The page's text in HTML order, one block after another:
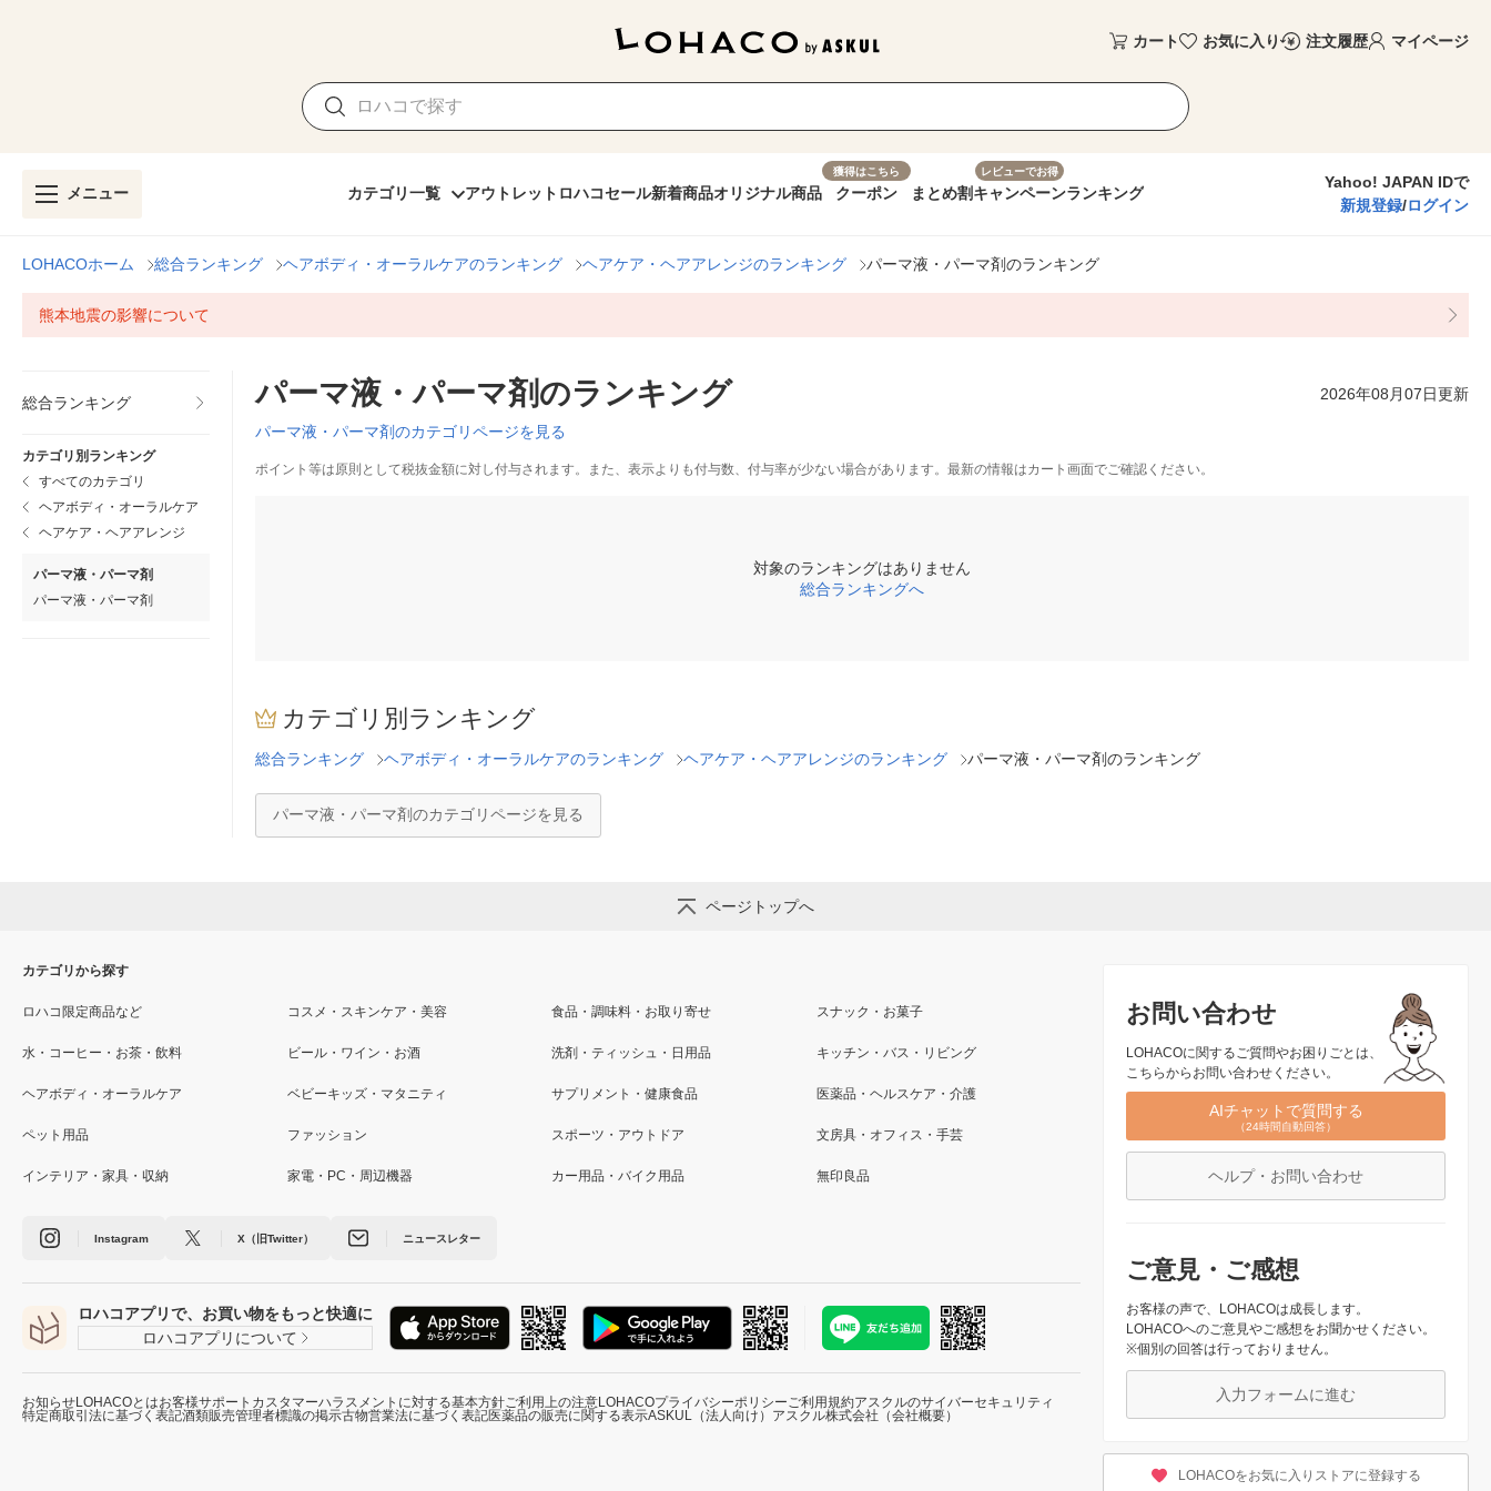
カート お気に入り 注文履歴 マイページ
メニュー カテゴリ一覧 アウトレット ロハコセール新着商品オリジナル商品
獲得はこちら
クーポン まとめ割
レビューでお得
キャンペーンランキング
Yahoo! JAPAN IDで
新規登録/ログイン
LOHACOホーム 総合ランキング ヘアボディ・オーラルケアのランキング ヘアケア・ヘアアレンジのランキング パーマ液・パーマ剤のランキング
熊本地震の影響について
総合ランキング
カテゴリ別ランキング
すべてのカテゴリ
ヘアボディ・オーラルケア
ヘアケア・ヘアアレンジ
パーマ液・パーマ剤
パーマ液・パーマ剤
パーマ液・パーマ剤のランキング 2026年08月07日更新
パーマ液・パーマ剤のカテゴリページを見る
ポイント等は原則として税抜金額に対し付与されます。また、表示よりも付与数、付与率が少ない場合があります。最新の情報はカート画面でご確認ください。
対象のランキングはありません
総合ランキングへ
カテゴリ別ランキング
総合ランキング ヘアボディ・オーラルケアのランキング ヘアケア・ヘアアレンジのランキング パーマ液・パーマ剤のランキング
パーマ液・パーマ剤のカテゴリページを見る
ページトップへ
お問い合わせ
LOHACOに関するご質問やお困りごとは、
こちらからお問い合わせください。
AIチャットで質問する
（24時間自動回答）
ヘルプ・お問い合わせ
ご意見・ご感想
お客様の声で、LOHACOは成長します。
LOHACOへのご意見やご感想をお聞かせください。
※個別の回答は行っておりません。
入力フォームに進む
LOHACOをお気に入りストアに登録する
カテゴリから探す
ロハコ限定商品など コスメ・スキンケア・美容 食品・調味料・お取り寄せ スナック・お菓子
水・コーヒー・お茶・飲料 ビール・ワイン・お酒 洗剤・ティッシュ・日用品 キッチン・バス・リビング
ヘアボディ・オーラルケア ベビーキッズ・マタニティ サプリメント・健康食品 医薬品・ヘルスケア・介護
ペット用品 ファッション スポーツ・アウトドア 文房具・オフィス・手芸
インテリア・家具・収納 家電・PC・周辺機器 カー用品・バイク用品 無印良品
Instagram X（旧Twitter） ニュースレター
ロハコアプリで、お買い物をもっと快適に
ロハコアプリについて
お知らせLOHACOとはお客様サポート カスタマーハラスメントに対する基本方針ご利用上の注意LOHACOプライバシーポリシーご利用規約アスクルのサイバーセキュリティ
特定商取引法に基づく表記酒類販売管理者標識の掲示古物営業法に基づく表記医薬品の販売に関する表示ASKUL（法人向け） アスクル株式会社（会社概要）